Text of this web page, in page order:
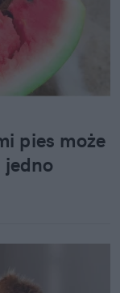
pies może
jedno